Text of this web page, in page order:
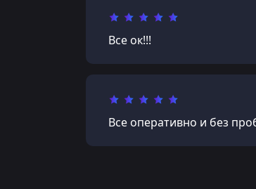
Все ок!!!
Все оперативно и без